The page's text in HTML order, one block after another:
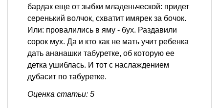
бардак еще от зыбки младеньческой: придет
серенький волчок, схватит имярек за бочок.
Или: провалились в яму - бух. Раздавили
сорок мух. Да и кто как не мать учит ребенка
дать ананашки табуретке, об которую ее
детка ушиблась. И тот с наслаждением
дубасит по табуретке.
Оценка статьи: 5